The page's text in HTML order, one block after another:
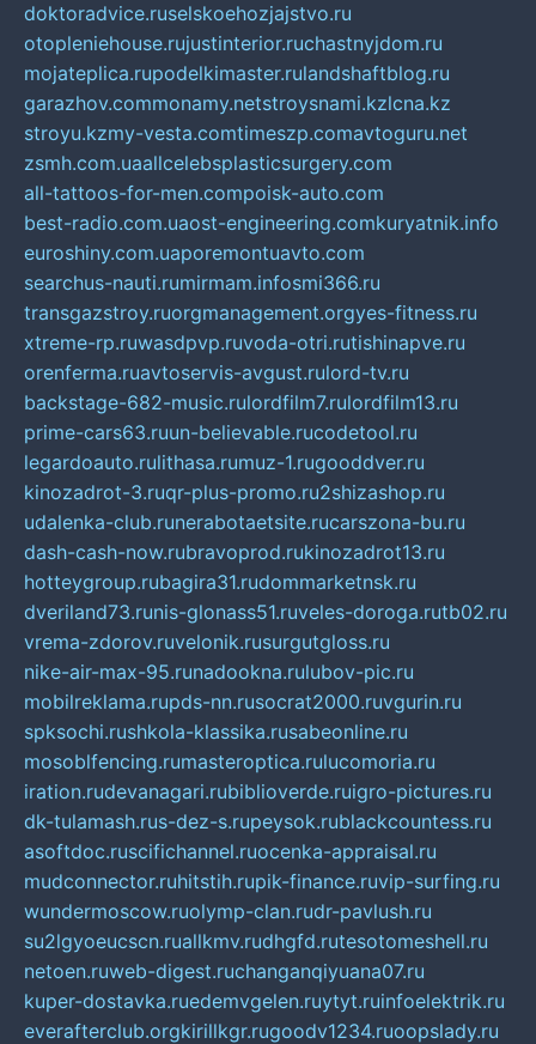
doktoradvice.ruselskoehozjajstvo.ru
otopleniehouse.rujustinterior.ruchastnyjdom.ru
mojateplica.rupodelkimaster.rulandshaftblog.ru
garazhov.commonamy.netstroysnami.kzlcna.kz
stroyu.kzmy-vesta.comtimeszp.comavtoguru.net
zsmh.com.uaallcelebsplasticsurgery.com
all-tattoos-for-men.compoisk-auto.com
best-radio.com.uaost-engineering.comkuryatnik.info
euroshiny.com.uaporemontuavto.com
searchus-nauti.rumirmam.infosmi366.ru
transgazstroy.ruorgmanagement.orgyes-fitness.ru
xtreme-rp.ruwasdpvp.ruvoda-otri.rutishinapve.ru
orenferma.ruavtoservis-avgust.rulord-tv.ru
backstage-682-music.rulordfilm7.rulordfilm13.ru
prime-cars63.ruun-believable.rucodetool.ru
legardoauto.rulithasa.rumuz-1.rugooddver.ru
kinozadrot-3.ruqr-plus-promo.ru2shizashop.ru
udalenka-club.runerabotaetsite.rucarszona-bu.ru
dash-cash-now.rubravoprod.rukinozadrot13.ru
hotteygroup.rubagira31.rudommarketnsk.ru
dveriland73.runis-glonass51.ruveles-doroga.rutb02.ru
vrema-zdorov.ruvelonik.rusurgutgloss.ru
nike-air-max-95.runadookna.rulubov-pic.ru
mobilreklama.rupds-nn.rusocrat2000.ruvgurin.ru
spksochi.rushkola-klassika.rusabeonline.ru
mosoblfencing.rumasteroptica.rulucomoria.ru
iration.rudevanagari.rubiblioverde.ruigro-pictures.ru
dk-tulamash.rus-dez-s.rupeysok.rublackcountess.ru
asoftdoc.ruscifichannel.ruocenka-appraisal.ru
mudconnector.ruhitstih.rupik-finance.ruvip-surfing.ru
wundermoscow.ruolymp-clan.rudr-pavlush.ru
su2lgyoeucscn.ruallkmv.rudhgfd.rutesotomeshell.ru
netoen.ruweb-digest.ruchanganqiyuana07.ru
kuper-dostavka.ruedemvgelen.ruytyt.ruinfoelektrik.ru
everafterclub.orgkirillkgr.rugoodv1234.ruoopslady.ru